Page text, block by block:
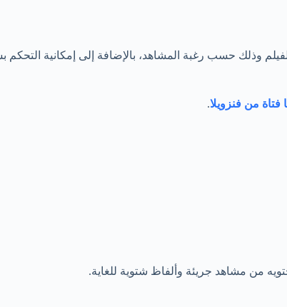
وذلك حسب رغبة المشاهد، بالإضافة إلى إمكانية التحكم
من فنزويلا.